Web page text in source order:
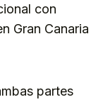
con
Gran Canaria
partes